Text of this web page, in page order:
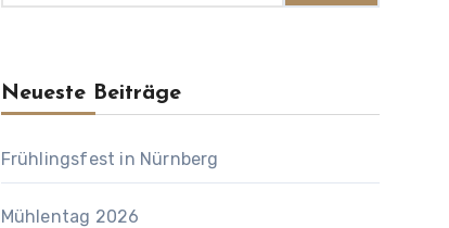
Neueste Beiträge
Frühlingsfest in Nürnberg
Mühlentag 2026